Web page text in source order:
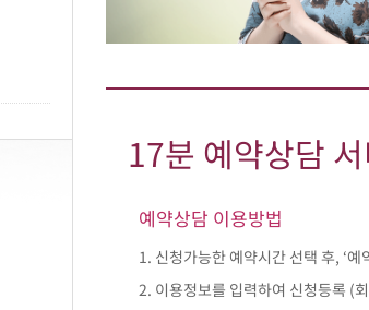
17분 예약상담
예약상담 이용방법
1. 신청가능한 예약시간 선택 후, ‘
2. 이용정보를 입력하여 신청등록 (